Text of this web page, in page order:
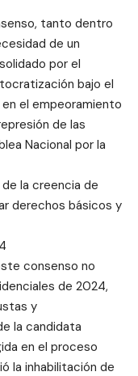
tanto dentro
de un
por el
bajo el
el empeoramiento
de las
Nacional por la
la creencia de
derechos básicos y
consenso no
de 2024,
y
la candidata
en el proceso
la inhabilitación de